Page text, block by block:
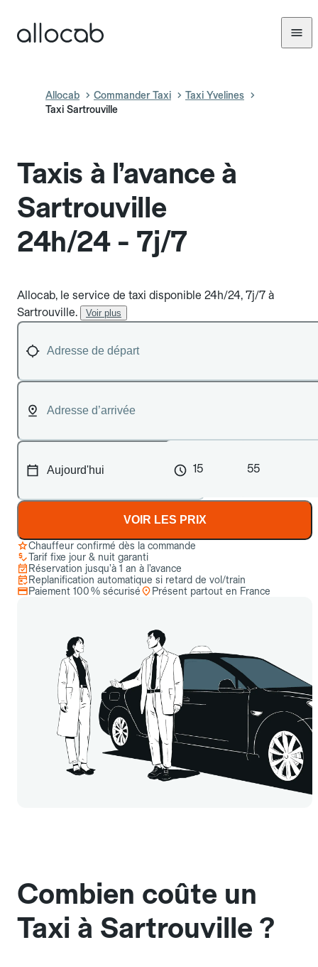
Allocab Commander Taxi
Taxi Yvelines
Taxi Sartrouville
Taxis à l’avance à
Sartrouville
24h/24 - 7j/7
Allocab, le service de taxi disponible 24h/24, 7j/7 à
Sartrouville.
Voir plus
15 55
VOIR LES PRIX
Chauffeur confirmé dès la commande
Tarif fixe jour & nuit garanti
Réservation jusqu’à 1 an à l’avance
Replanification automatique si retard de vol/train
Paiement 100 % sécurisé
Présent partout en France
Combien coûte un
Taxi à Sartrouville ?